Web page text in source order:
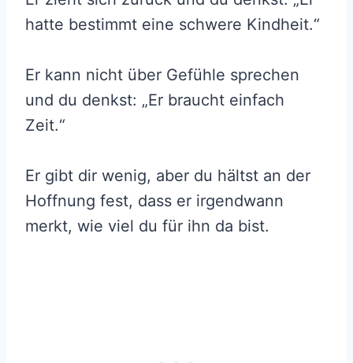
hatte bestimmt eine schwere Kindheit.“
Er kann nicht über Gefühle sprechen
und du denkst: „Er braucht einfach
Zeit.“
Er gibt dir wenig, aber du hältst an der
Hoffnung fest, dass er irgendwann
merkt, wie viel du für ihn da bist.